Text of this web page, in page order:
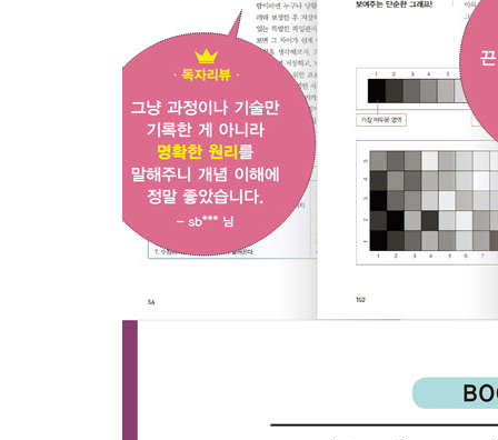
[은근히 쓸모 있는 라이트룸 유틸]
27. GPS 코딩과 지도 모듈
PART 3 Exposure｜ 노출 이론부터 기초 보정까지
[히스토그램이 당신에게 전하고 싶은 말]
1. 애매하게 알고 있던 히스토그램에 대한 모든 것
2. 라이트룸, 포토샵, 카메라 히스토그램의 차이와
4. 히스토그램을 이용해 최대한의 계조를 이끌어내
6. 1단계: 가장 밝은 곳과 가장 어두운 곳을 찾는